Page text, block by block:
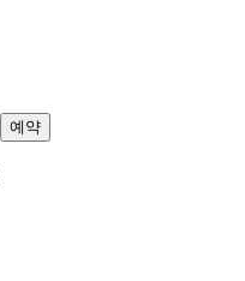
예약